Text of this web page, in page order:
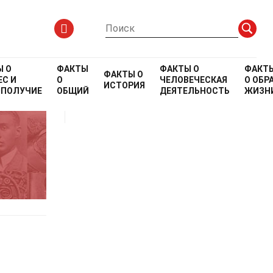
О
И
ФАКТЫ
О
ОБЩИЙ
ФАКТЫ О
ИСТОРИЯ
ФАКТЫ О
ЧЕЛОВЕЧЕСКАЯ
ДЕЯТЕЛЬНОСТЬ
О